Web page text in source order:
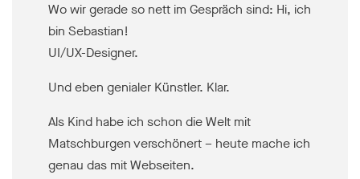
Wo wir gerade so nett im Gespräch sind: Hi, ich
bin Sebastian!
UI/UX-Designer.
Und eben genialer Künstler. Klar.
Als Kind habe ich schon die Welt mit
Matschburgen verschönert – heute mache ich
genau das mit Webseiten.